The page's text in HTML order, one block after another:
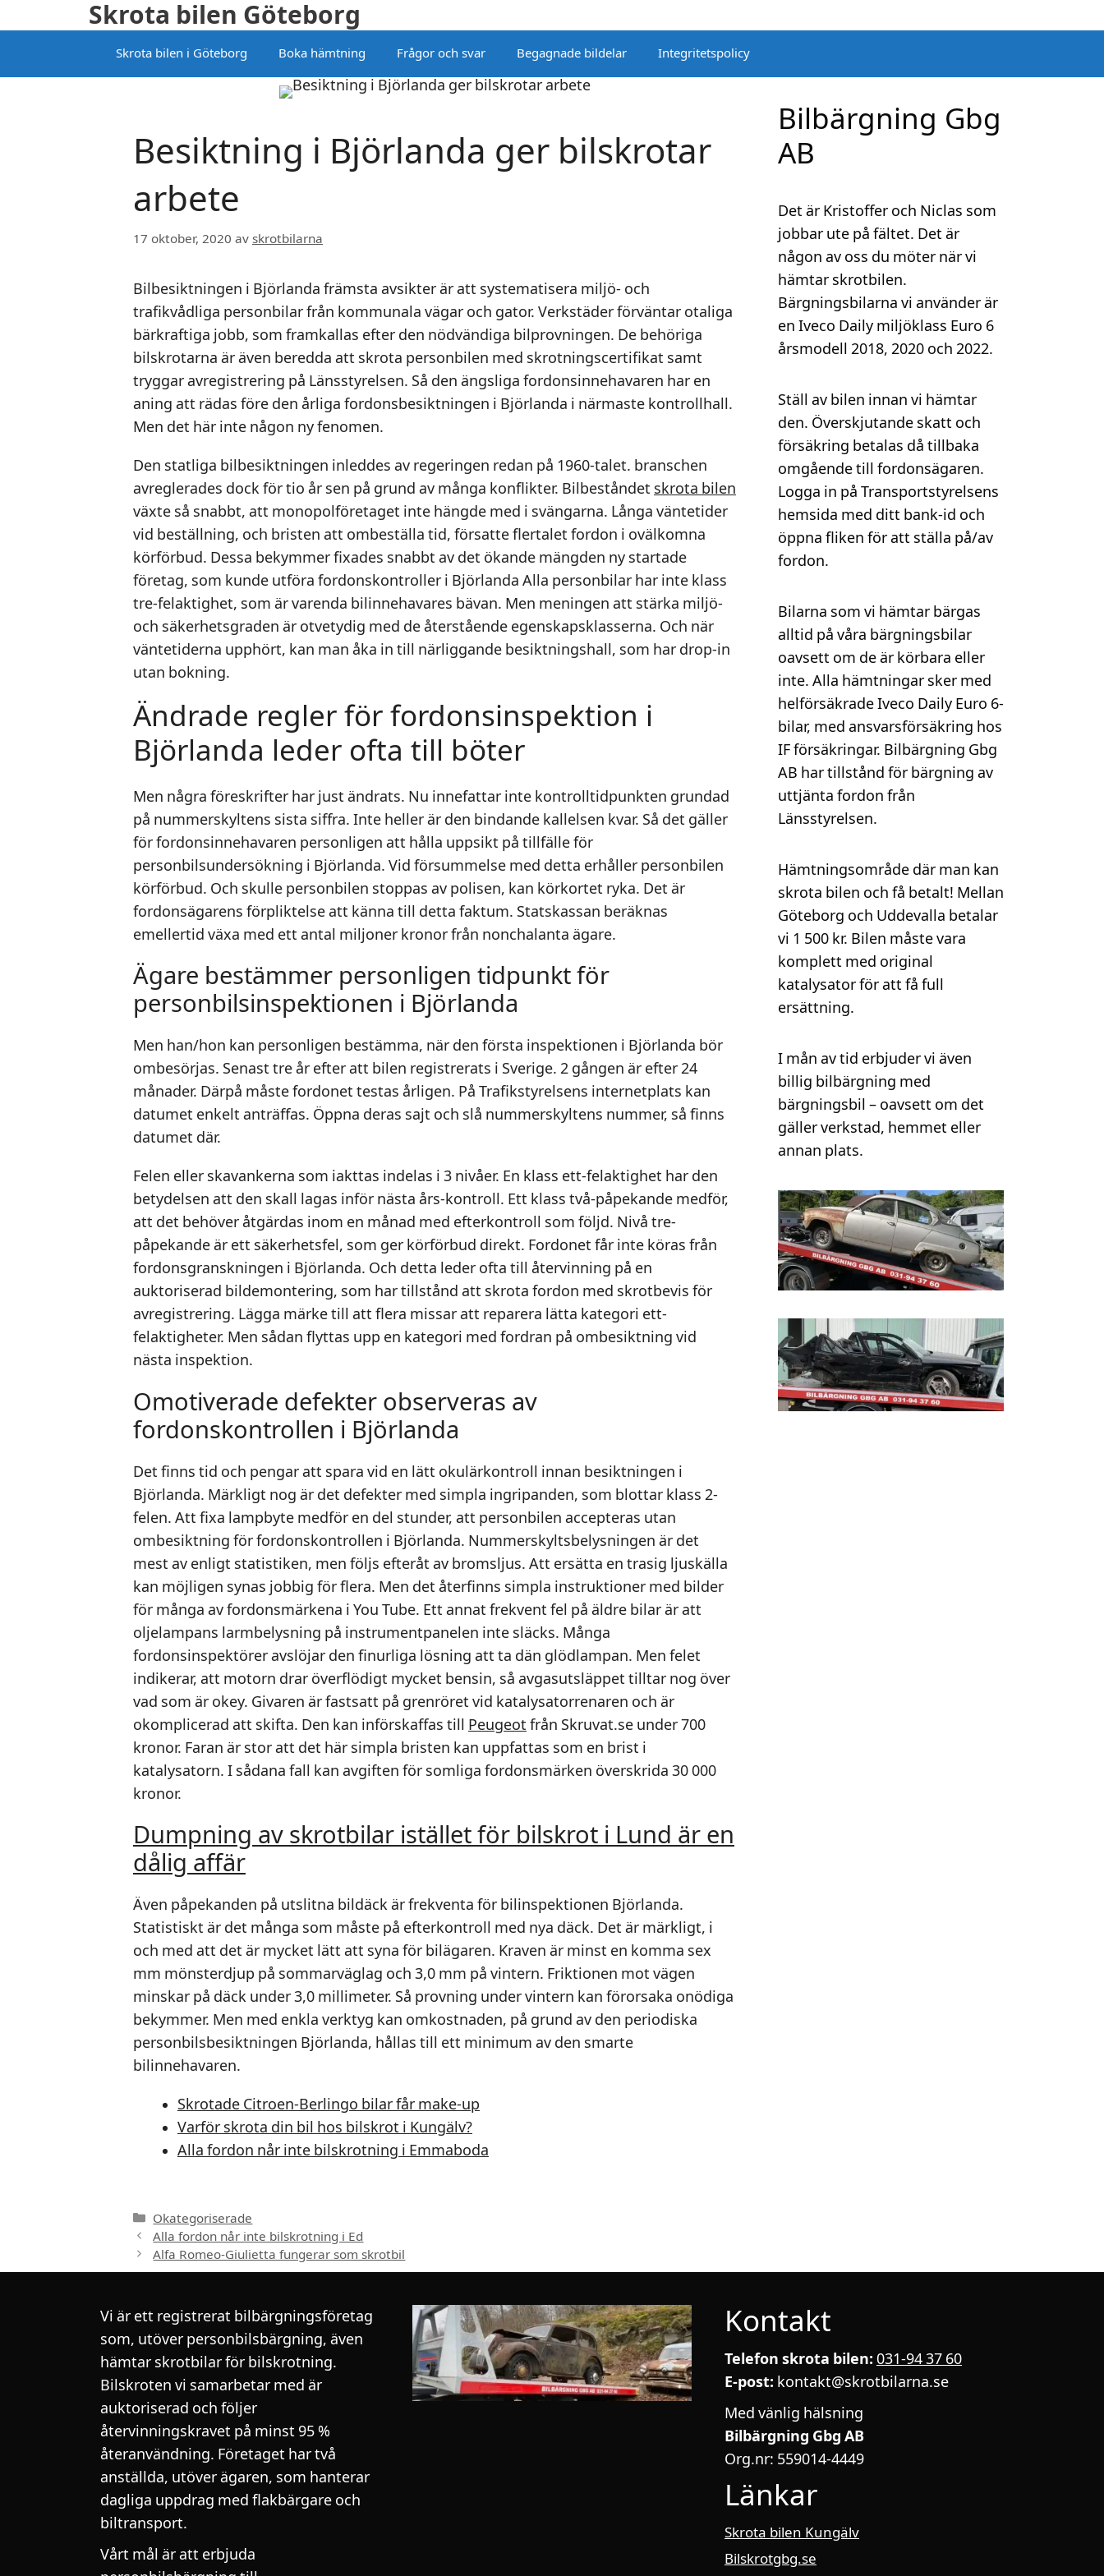
till
Skrota bilen Göteborg
Skrota bilen i Göteborg Boka hämtning Frågor och svar Begagnade bildelar Integritetspolicy
Besiktning i Björlanda ger bilskrotar
arbete
17 oktober, 2020 av skrotbilarna
Bilbesiktningen i Björlanda främsta avsikter är att systematisera miljö- och
trafikvådliga personbilar från kommunala vägar och gator. Verkstäder förväntar otaliga
bärkraftiga jobb, som framkallas efter den nödvändiga bilprovningen. De behöriga
bilskrotarna är även beredda att skrota personbilen med skrotningscertifikat samt
tryggar avregistrering på Länsstyrelsen. Så den ängsliga fordonsinnehavaren har en
aning att rädas före den årliga fordonsbesiktningen i Björlanda i närmaste kontrollhall.
Men det här inte någon ny fenomen.
Den statliga bilbesiktningen inleddes av regeringen redan på 1960-talet. branschen
avreglerades dock för tio år sen på grund av många konflikter. Bilbeståndet skrota bilen
växte så snabbt, att monopolföretaget inte hängde med i svängarna. Långa väntetider
vid beställning, och bristen att ombeställa tid, försatte flertalet fordon i ovälkomna
körförbud. Dessa bekymmer fixades snabbt av det ökande mängden ny startade
företag, som kunde utföra fordonskontroller i Björlanda Alla personbilar har inte klass
tre-felaktighet, som är varenda bilinnehavares bävan. Men meningen att stärka miljö-
och säkerhetsgraden är otvetydig med de återstående egenskapsklasserna. Och när
väntetiderna upphört, kan man åka in till närliggande besiktningshall, som har drop-in
utan bokning.
Ändrade regler för fordonsinspektion i
Björlanda leder ofta till böter
Men några föreskrifter har just ändrats. Nu innefattar inte kontrolltidpunkten grundad
på nummerskyltens sista siffra. Inte heller är den bindande kallelsen kvar. Så det gäller
för fordonsinnehavaren personligen att hålla uppsikt på tillfälle för
personbilsundersökning i Björlanda. Vid försummelse med detta erhåller personbilen
körförbud. Och skulle personbilen stoppas av polisen, kan körkortet ryka. Det är
fordonsägarens förpliktelse att känna till detta faktum. Statskassan beräknas
emellertid växa med ett antal miljoner kronor från nonchalanta ägare.
Ägare bestämmer personligen tidpunkt för
personbilsinspektionen i Björlanda
Men han/hon kan personligen bestämma, när den första inspektionen i Björlanda bör
ombesörjas. Senast tre år efter att bilen registrerats i Sverige. 2 gången är efter 24
månader. Därpå måste fordonet testas årligen. På Trafikstyrelsens internetplats kan
datumet enkelt anträffas. Öppna deras sajt och slå nummerskyltens nummer, så finns
datumet där.
Felen eller skavankerna som iakttas indelas i 3 nivåer. En klass ett-felaktighet har den
betydelsen att den skall lagas inför nästa års-kontroll. Ett klass två-påpekande medför,
att det behöver åtgärdas inom en månad med efterkontroll som följd. Nivå tre-
påpekande är ett säkerhetsfel, som ger körförbud direkt. Fordonet får inte köras från
fordonsgranskningen i Björlanda. Och detta leder ofta till återvinning på en
auktoriserad bildemontering, som har tillstånd att skrota fordon med skrotbevis för
avregistrering. Lägga märke till att flera missar att reparera lätta kategori ett-
felaktigheter. Men sådan flyttas upp en kategori med fordran på ombesiktning vid
nästa inspektion.
Omotiverade defekter observeras av
fordonskontrollen i Björlanda
Det finns tid och pengar att spara vid en lätt okulärkontroll innan besiktningen i
Björlanda. Märkligt nog är det defekter med simpla ingripanden, som blottar klass 2-
felen. Att fixa lampbyte medför en del stunder, att personbilen accepteras utan
ombesiktning för fordonskontrollen i Björlanda. Nummerskyltsbelysningen är det
mest av enligt statistiken, men följs efteråt av bromsljus. Att ersätta en trasig ljuskälla
kan möjligen synas jobbig för flera. Men det återfinns simpla instruktioner med bilder
för många av fordonsmärkena i You Tube. Ett annat frekvent fel på äldre bilar är att
oljelampans larmbelysning på instrumentpanelen inte släcks. Många
fordonsinspektörer avslöjar den finurliga lösning att ta dän glödlampan. Men felet
indikerar, att motorn drar överflödigt mycket bensin, så avgasutsläppet tilltar nog över
vad som är okey. Givaren är fastsatt på grenröret vid katalysatorrenaren och är
okomplicerad att skifta. Den kan införskaffas till Peugeot från Skruvat.se under 700
kronor. Faran är stor att det här simpla bristen kan uppfattas som en brist i
katalysatorn. I sådana fall kan avgiften för somliga fordonsmärken överskrida 30 000
kronor.
Dumpning av skrotbilar istället för bilskrot i Lund är en
dålig affär
Även påpekanden på utslitna bildäck är frekventa för bilinspektionen Björlanda.
Statistiskt är det många som måste på efterkontroll med nya däck. Det är märkligt, i
och med att det är mycket lätt att syna för bilägaren. Kraven är minst en komma sex
mm mönsterdjup på sommarväglag och 3,0 mm på vintern. Friktionen mot vägen
minskar på däck under 3,0 millimeter. Så provning under vintern kan förorsaka onödiga
bekymmer. Men med enkla verktyg kan omkostnaden, på grund av den periodiska
personbilsbesiktningen Björlanda, hållas till ett minimum av den smarte
bilinnehavaren.
Skrotade Citroen-Berlingo bilar får make-up
Varför skrota din bil hos bilskrot i Kungälv?
Alla fordon når inte bilskrotning i Emmaboda
Kategorier
Okategoriserade
Alla fordon når inte bilskrotning i Ed
Alfa Romeo-Giulietta fungerar som skrotbil
Bilbärgning Gbg
AB
Det är Kristoffer och Niclas som
jobbar ute på fältet. Det är
någon av oss du möter när vi
hämtar skrotbilen.
Bärgningsbilarna vi använder är
en Iveco Daily miljöklass Euro 6
årsmodell 2018, 2020 och 2022.
Ställ av bilen innan vi hämtar
den. Överskjutande skatt och
försäkring betalas då tillbaka
omgående till fordonsägaren.
Logga in på Transportstyrelsens
hemsida med ditt bank-id och
öppna fliken för att ställa på/av
fordon.
Bilarna som vi hämtar bärgas
alltid på våra bärgningsbilar
oavsett om de är körbara eller
inte. Alla hämtningar sker med
helförsäkrade Iveco Daily Euro 6-
bilar, med ansvarsförsäkring hos
IF försäkringar. Bilbärgning Gbg
AB har tillstånd för bärgning av
uttjänta fordon från
Länsstyrelsen.
Hämtningsområde där man kan
skrota bilen och få betalt! Mellan
Göteborg och Uddevalla betalar
vi 1 500 kr. Bilen måste vara
komplett med original
katalysator för att få full
ersättning.
I mån av tid erbjuder vi även
billig bilbärgning med
bärgningsbil – oavsett om det
gäller verkstad, hemmet eller
annan plats.
Vi är ett registrerat bilbärgningsföretag
som, utöver personbilsbärgning, även
hämtar skrotbilar för bilskrotning.
Bilskroten vi samarbetar med är
auktoriserad och följer
återvinningskravet på minst 95 %
återanvändning. Företaget har två
anställda, utöver ägaren, som hanterar
dagliga uppdrag med flakbärgare och
biltransport.
Vårt mål är att erbjuda
Kontakt
Telefon skrota bilen: 031-94 37 60
E-post: kontakt@skrotbilarna.se
Med vänlig hälsning
Bilbärgning Gbg AB
Org.nr: 559014-4449
Länkar
Skrota bilen Kungälv
Bilskrotgbg.se